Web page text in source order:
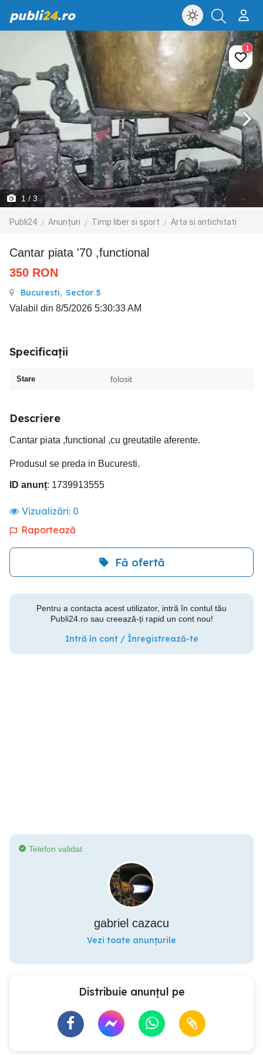
publi24.ro
1 / 3
Publi24 Anunțuri Timp liber si sport Arta si antichitati
1
Cantar piata '70 ,functional
350 RON
Bucuresti, Sector 5
Valabil din 8/5/2026 5:30:33 AM
Specificații
Stare folosit
Descriere
Cantar piata ,functional ,cu greutatile aferente.
Produsul se preda in Bucuresti.
ID anunț: 1739913555
Vizualizări: 0
Raportează
Fă ofertă
Pentru a contacta acest utilizator, intră în contul tău
Publi24.ro sau creează-ți rapid un cont nou!
Intră în cont / Înregistrează-te
Telefon validat
gabriel cazacu
Vezi toate anunțurile
Distribuie anunțul pe